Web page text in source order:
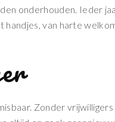
onderhouden. Ieder
handjes, van harte
Zonder vrijwilligers